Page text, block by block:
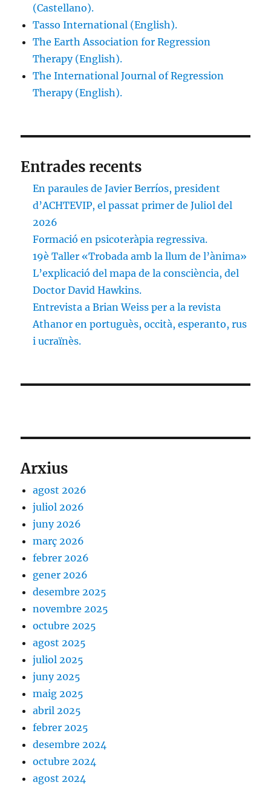
(Castellano).
Tasso International (English).
The Earth Association for Regression
Therapy (English).
The International Journal of Regression
Therapy (English).
Entrades recents
En paraules de Javier Berríos, president
d’ACHTEVIP, el passat primer de Juliol del
2026
Formació en psicoteràpia regressiva.
19è Taller «Trobada amb la llum de l’ànima»
L’explicació del mapa de la consciència, del
Doctor David Hawkins.
Entrevista a Brian Weiss per a la revista
Athanor en portuguès, occità, esperanto, rus
i ucraïnès.
Arxius
agost 2026
juliol 2026
juny 2026
març 2026
febrer 2026
gener 2026
desembre 2025
novembre 2025
octubre 2025
agost 2025
juliol 2025
juny 2025
maig 2025
abril 2025
febrer 2025
desembre 2024
octubre 2024
agost 2024